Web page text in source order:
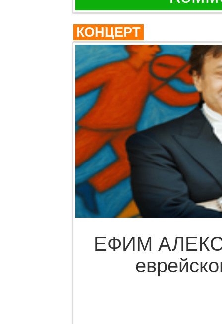
КОНЦЕРТ
ЕФИМ